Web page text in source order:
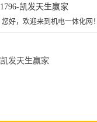
1796-凯发天生赢家
您好，欢迎来到机电一体化网！
凯发天生赢家